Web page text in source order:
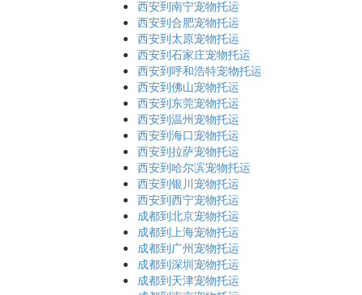
西安到南宁宠物托运
西安到合肥宠物托运
西安到太原宠物托运
西安到石家庄宠物托运
西安到呼和浩特宠物托运
西安到佛山宠物托运
西安到东莞宠物托运
西安到温州宠物托运
西安到海口宠物托运
西安到拉萨宠物托运
西安到哈尔滨宠物托运
西安到银川宠物托运
西安到西宁宠物托运
成都到北京宠物托运
成都到上海宠物托运
成都到广州宠物托运
成都到深圳宠物托运
成都到天津宠物托运